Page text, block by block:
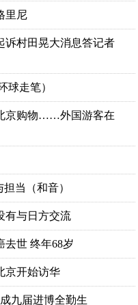
里尼
诉村田晃大消息答记者
球走笔）
京购物……外国游客在
当（和音）
有与日方交流
去世 终年68岁
京开始访华
九届进博全勤生